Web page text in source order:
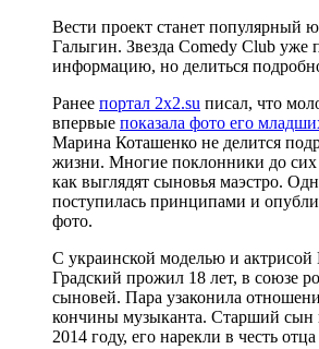
Вести проект станет популярный
Галыгин. Звезда Comedy Club уже
информацию, но делиться
Ранее портал 2x2.su писал, что
впервые показала фото его
Марина Коташенко не делится
жизни. Многие поклонники до сих
как выглядят сыновья маэстро.
поступилась принципами и
фото.
С украинской моделью и
Градский прожил 18 лет, в союзе
сыновей. Пара узаконила
кончины музыканта. Старший сын
2014 году, его нарекли в честь